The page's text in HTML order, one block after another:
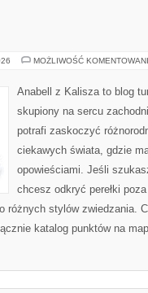
MOŻLIWOŚĆ
Anabell z Kalisza to blog
skupiony na sercu
potrafi zaskoczyć
ciekawych świata, gdzie
opowieściami. Jeśli
chcesz odkryć perełki
różnych stylów zwiedzania.
katalog punktów na